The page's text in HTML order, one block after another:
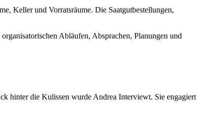
Keller und Vorratsräume. Die Saatgutbestellungen,
Abläufen, Absprachen, Planungen und
hinter die Kulissen wurde Andrea Interviewt. Sie engagiert